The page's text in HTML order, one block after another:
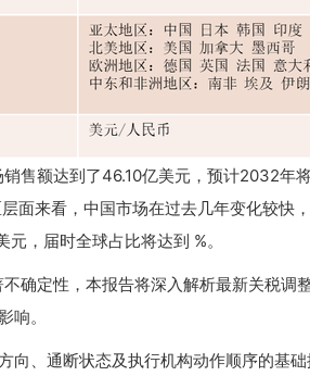
售额达到了46.10亿美元，预计2032年
面来看，中国市场在过去几年变化较快
，届时全球占比将达到 %。
确定性，本报告将深入解析最新关税调
响。
向、通断状态及执行机构动作顺序的基